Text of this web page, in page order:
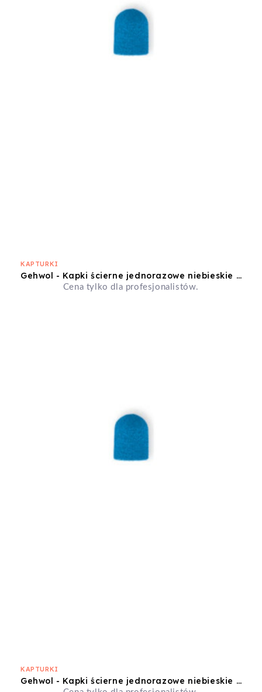
KAPTURKI
Gehwol - Kapki ścierne jednorazowe niebieskie 16mm średnioziarniste
Cena tylko dla profesjonalistów.
KAPTURKI
Gehwol - Kapki ścierne jednorazowe niebieskie 10mm gruboziarniste 10szt